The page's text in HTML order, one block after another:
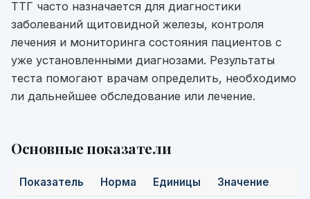
ТТГ часто назначается для диагностики
заболеваний щитовидной железы, контроля
лечения и мониторинга состояния пациентов с
уже установленными диагнозами. Результаты
теста помогают врачам определить, необходимо
ли дальнейшее обследование или лечение.
Основные показатели
Показатель Норма Единицы Значение